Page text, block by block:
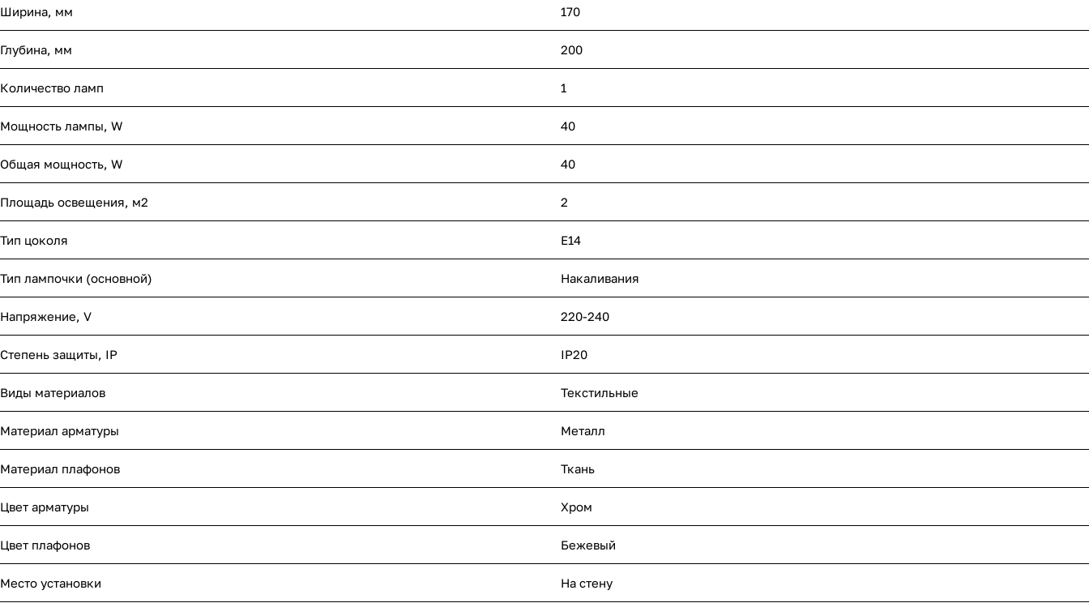
Ширина, мм 170
Глубина, мм 200
Количество ламп 1
Мощность лампы, W 40
Общая мощность, W 40
Площадь освещения, м2 2
Тип цоколя E14
Тип лампочки (основной) Накаливания
Напряжение, V 220-240
Степень защиты, IP IP20
Виды материалов Текстильные
Материал арматуры Металл
Материал плафонов Ткань
Цвет арматуры Хром
Цвет плафонов Бежевый
Место установки На стену